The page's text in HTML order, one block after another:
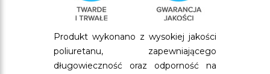
Produkt wykonano z wysokiej jakości
poliuretanu, zapewniającego
długowieczność oraz odporność na